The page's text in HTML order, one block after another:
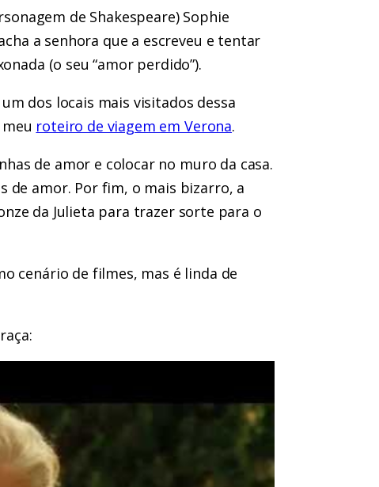
de Shakespeare) Sophie
a senhora que a escreveu e tentar
(o seu “amor perdido”).
dos locais mais visitados dessa
roteiro de viagem em Verona.
de amor e colocar no muro da casa.
de amor. Por fim, o mais bizarro, a
da Julieta para trazer sorte para o
cenário de filmes, mas é linda de